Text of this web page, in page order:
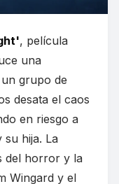
, película
una
grupo de
desata el caos
en riesgo a
hija. La
del horror y la
Wingard y el